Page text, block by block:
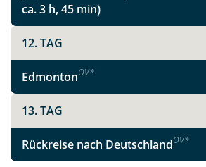
Teile diese Reise
ca. 3 h, 45 min)
12. TAG
EdmontonOV*
13. TAG
Rückreise nach DeutschlandOV*